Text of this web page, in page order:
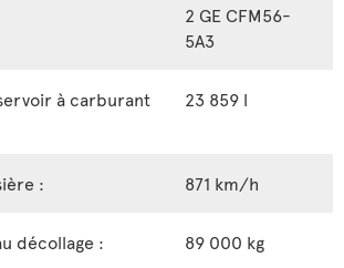
2 GE CFM56-
5A3
à carburant
23 859 l
: 871 km/h
décollage : 89 000 kg